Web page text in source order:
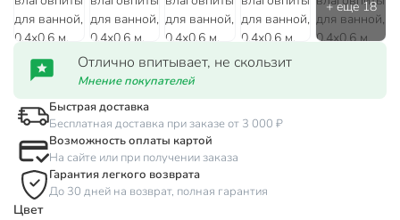
Отлично впитывает, не скользит
Мнение покупателей
Быстрая доставка
Бесплатная доставка при заказе от 3 000 ₽
Возможность оплаты картой
На сайте или при получении заказа
Гарантия легкого возврата
До 30 дней на возврат, полная гарантия
Цвет